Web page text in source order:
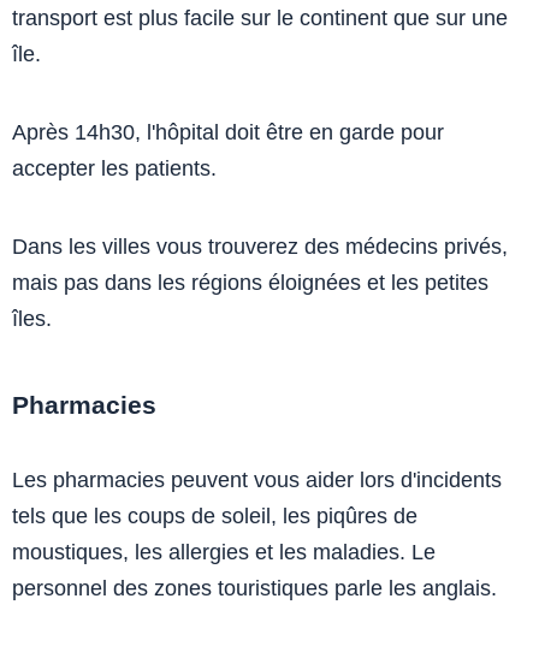
transport est plus facile sur le continent que sur une
île.
Après 14h30, l'hôpital doit être en garde pour
accepter les patients.
Dans les villes vous trouverez des médecins privés,
mais pas dans les régions éloignées et les petites
îles.
Pharmacies
Les pharmacies peuvent vous aider lors d'incidents
tels que les coups de soleil, les piqûres de
moustiques, les allergies et les maladies. Le
personnel des zones touristiques parle les anglais.